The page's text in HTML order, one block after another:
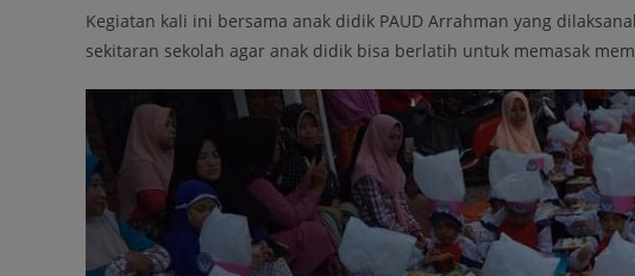
Kegiatan kali ini bersama anak didik PAUD Arrahman yang
sekitaran sekolah agar anak didik bisa berlatih untuk memasak